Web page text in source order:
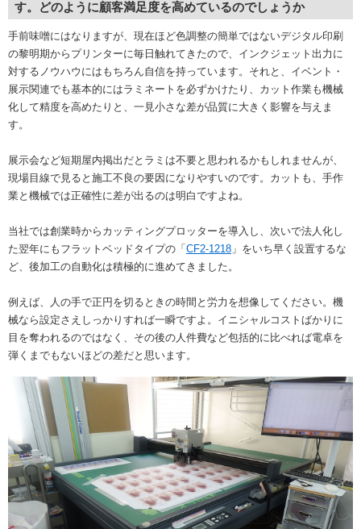
す。どのように顧客満足度を高めているのでしょうか
手前味噌にはなりますが、現在ほど色調整の簡単ではないデジタル印刷
の黎明期からプリンターに毎日触れてきたので、インクジェット出力に
対するノウハウにはもちろん自信を持っています。それと、イベント・
展示関連でも基本的にはラミネートを必ずかけたり、カット作業も機械
化して精度を高めたりと、一見小さな差が品質に大きく影響を与えま
す。
展示会など短期屋内掲出だとラミは不要と思われるかもしれませんが、
現場目線で見ると施工不良の要因になりやすいのです。カットも、手作
業と機械では正確性に差が出るのは明白ですよね。
当社では創業時からカッティングプロッターを導入し、次いで法人化し
た翌年にもフラットベッドタイプの「 CF2-1218 」をいち早く設置するな
ど、後加工の自動化は積極的に進めてきました。
例えば、人の手で正円を切るときの時間と労力を想像してください。機
械なら設定さえしっかりすれば一瞬ですよ。イニシャルコストばかりに
目を奪われるのではなく、その後の人件費など包括的に比べれば電卓を
弾くまでもないほどの差だと思います。